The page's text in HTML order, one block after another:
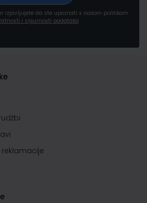
izjavljujete da ste upoznati s našom politikom
i sigurnosti podataka